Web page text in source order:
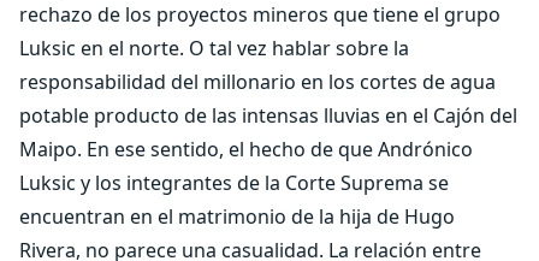
rechazo de los proyectos mineros que tiene el grupo
Luksic en el norte. O tal vez hablar sobre la
responsabilidad del millonario en los cortes de agua
potable producto de las intensas lluvias en el Cajón del
Maipo. En ese sentido, el hecho de que Andrónico
Luksic y los integrantes de la Corte Suprema se
encuentran en el matrimonio de la hija de Hugo
Rivera, no parece una casualidad. La relación entre